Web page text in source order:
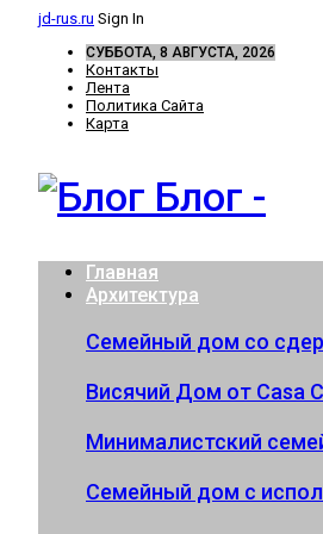
jd-rus.ru Sign In
СУББОТА, 8 АВГУСТА, 2026
Контакты
Лента
Политика Сайта
Карта
Блог -
Главная
Архитектура
Семейный дом со
Висячий Дом от Casa
Минималистский
Семейный дом с